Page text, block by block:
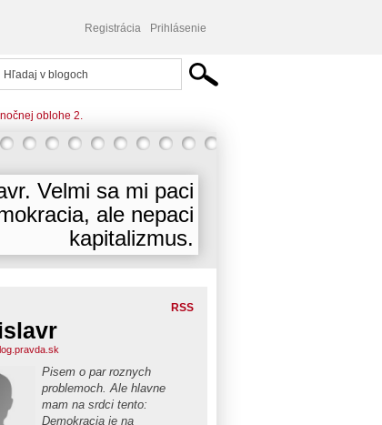
Registrácia Prihlásenie
oblohe 2.
Velmi sa mi paci
ale nepaci
kapitalizmus.
RSS
Pisem o par roznych
problemoch. Ale hlavne
mam na srdci tento:
Demokracia je na